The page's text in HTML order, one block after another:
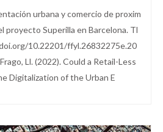
urbana y comercio de proxim
proyecto Superilla en Barcelona. Tl
10.22201/ffyl.26832275e.20
Ll. (2022). Could a Retail-Less
Digitalization of the Urban E